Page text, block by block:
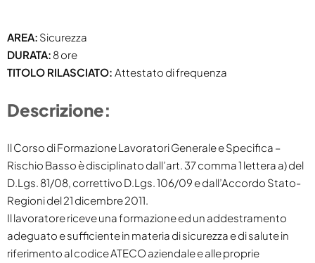
AREA: Sicurezza
DURATA: 8 ore
TITOLO RILASCIATO: Attestato di frequenza
Descrizione:
Il Corso di Formazione Lavoratori Generale e Specifica –
Rischio Basso è disciplinato dall’art. 37 comma 1 lettera a) del
D.Lgs. 81/08, correttivo D.Lgs. 106/09 e dall’Accordo Stato-
Regioni del 21 dicembre 2011.
Il lavoratore riceve una formazione ed un addestramento
adeguato e sufficiente in materia di sicurezza e di salute in
riferimento al codice ATECO aziendale e alle proprie